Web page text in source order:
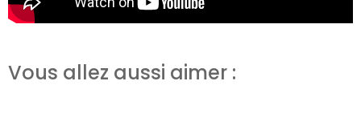
Vous allez aussi aimer :